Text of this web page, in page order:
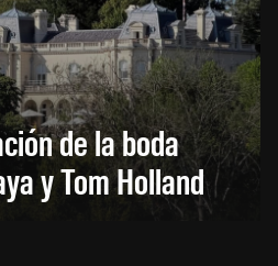
de la boda
y Tom Holland